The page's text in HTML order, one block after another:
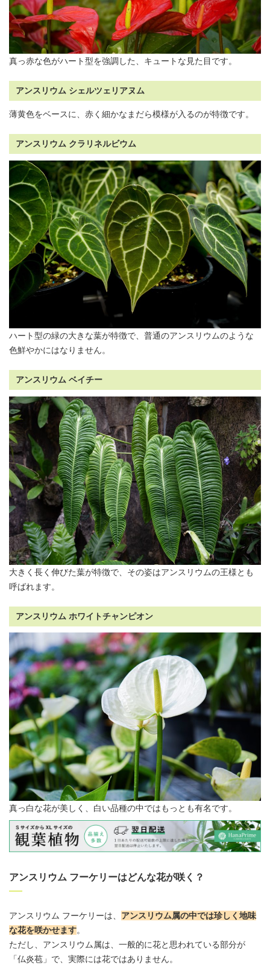
真っ赤な色がハート型を強調した、キュートな見た目です。
アンスリウム シェルツェリアヌム
薄黄色をベースに、赤く細かなまだら模様が入るのが特徴です。
アンスリウム クラリネルビウム
ハート型の緑の大きな葉が特徴で、普通のアンスリウムのような
色鮮やかにはなりません。
アンスリウム ベイチー
大きく長く伸びた葉が特徴で、その姿はアンスリウムの王様とも
呼ばれます。
アンスリウム ホワイトチャンピオン
真っ白な花が美しく、白い品種の中ではもっとも有名です。
アンスリウム フーケリーはどんな花が咲く？
アンスリウム フーケリーは、 アンスリウム属の中では珍しく地味
な花を咲かせます。
ただし、 アンスリウム属は、一般的に花と思われている部分が
「仏炎苞」で、実際には花ではありません。